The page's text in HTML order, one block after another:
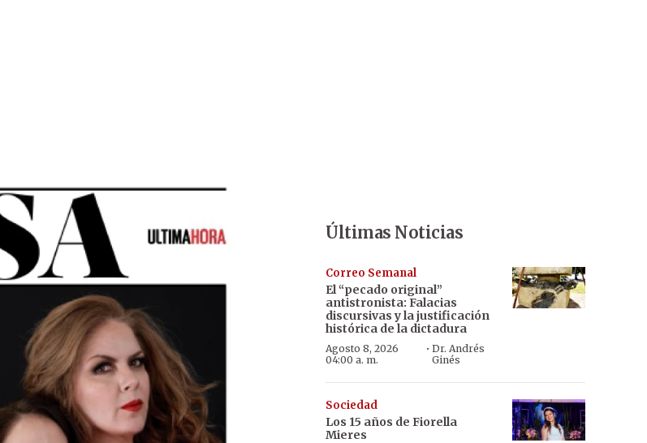
Últimas Noticias
Correo Semanal
El “pecado original”
antistronista: Falacias
discursivas y la justificación
histórica de la dictadura
Agosto 8, 2026
04:00 a. m.
·Dr. Andrés
Ginés
Sociedad
Los 15 años de Fiorella
Mieres